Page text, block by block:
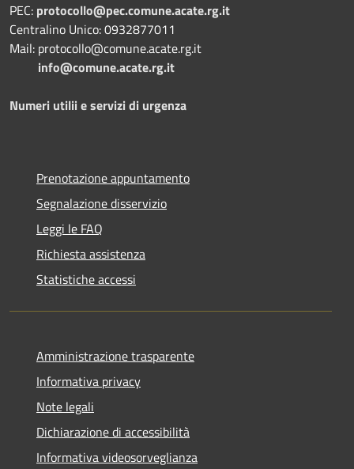
PEC: protocollo@pec.comune.acate.rg.it
Centralino Unico: 0932877011
Mail: protocollo@comune.acate.rg.it
info@comune.acate.rg.it
Numeri utilii e servizi di urgenza
Prenotazione appuntamento
Segnalazione disservizio
Leggi le FAQ
Richiesta assistenza
Statistiche accessi
Amministrazione trasparente
Informativa privacy
Note legali
Dichiarazione di accessibilità
Informativa videosorveglianza